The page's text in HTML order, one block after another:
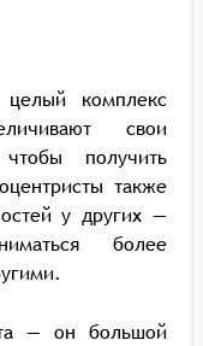
целый комплекс
свои
получить
также
у других —
более
— он большой